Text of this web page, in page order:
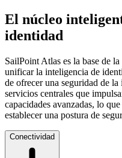
El núcleo
identidad
SailPoint Atlas es la base de
unificar la inteligencia de
de ofrecer una seguridad de
servicios centrales que
capacidades avanzadas, lo
establecer una postura de
Conectividad